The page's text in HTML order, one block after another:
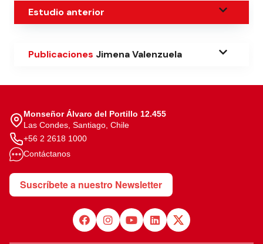
Estudio anterior
Publicaciones Jimena Valenzuela
Monseñor Álvaro del Portillo 12.455
Las Condes, Santiago, Chile
+56 2 2618 1000
Contáctanos
Suscríbete a nuestro Newsletter